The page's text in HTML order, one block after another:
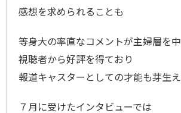
感想を求められることも
等身大の率直なコメントが主婦層を
視聴者から好評を得ており
報道キャスターとしての才能も芽生
７月に受けたインタビューでは